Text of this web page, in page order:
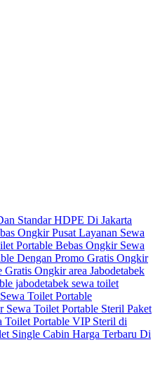
Standar HDPE Di Jakarta
OngkirPusat Layanan Sewa
Portable Bebas Ongkir Sewa
Dengan Promo Gratis Ongkir
Gratis Ongkir area Jabodetabek
jabodetabek sewa toilet
Sewa Toilet Portable
Sewa Toilet Portable Steril Paket
Toilet Portable VIP Steril di
Single Cabin Harga Terbaru Di